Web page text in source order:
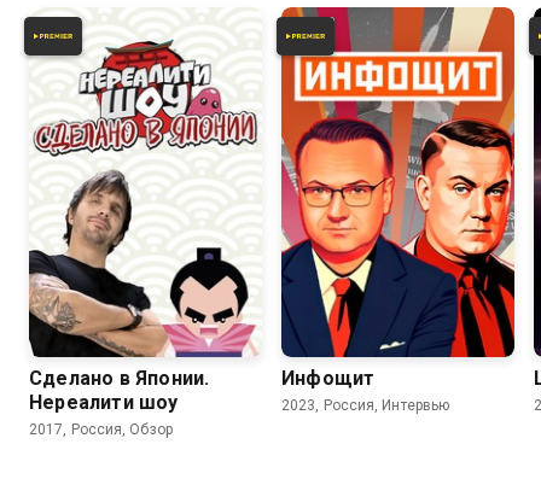
Сделано в Японии.
Нереалити шоу
2017, Россия, Обзор
Инфощит
2023, Россия, Интервью